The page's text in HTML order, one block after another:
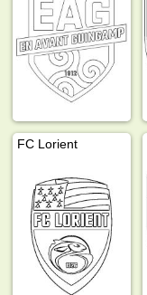
FC Lorient